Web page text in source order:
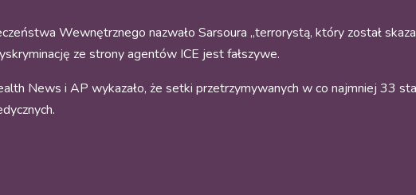
Wewnętrznego nazwało Sarsoura „terrorystą, który został
ze strony agentów ICE jest fałszywe.
News i AP wykazało, że setki przetrzymywanych w co najmniej 33